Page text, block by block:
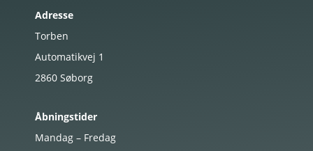
Adresse
Torben
Automatikvej 1
2860 Søborg
Åbningstider
Mandag – Fredag